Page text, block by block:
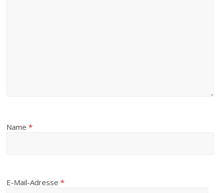
Name*
E-Mail-Adresse*